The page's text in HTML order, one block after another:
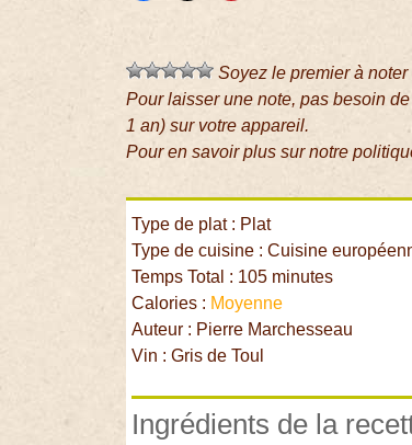
Soyez le premier à noter
Pour laisser une note, pas besoin
1 an) sur votre appareil.
Pour en savoir plus sur notre
Type de plat : Plat
Type de cuisine : Cuisine
Temps Total : 105 minutes
Calories : Moyenne
Auteur : Pierre Marchesseau
Vin : Gris de Toul
Ingrédients de la